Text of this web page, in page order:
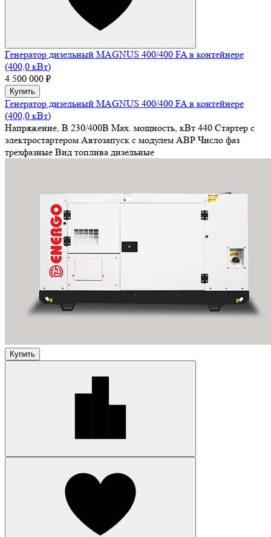
Генератор дизельный MAGNUS 400/400 FA в контейнере
(400,0 кВт)
4 500 000 ₽
Купить
Генератор дизельный MAGNUS 400/400 FA в контейнере
(400,0 кВт)
Напряжение, В 230/400В Max. мощность, кВт 440 Стартер с
электростартером Автозапуск с модулем АВР Число фаз
трехфазные Вид топлива дизельные
Купить